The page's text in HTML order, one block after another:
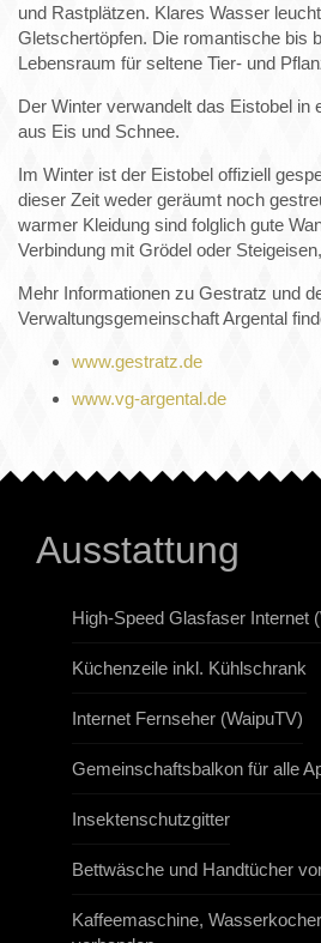
und Rastplätzen. Klares Wasser
Gletschertöpfen. Die romantische bis
Lebensraum für seltene Tier- und
Der Winter verwandelt das Eistobel in
aus Eis und Schnee.
Im Winter ist der Eistobel offiziell
dieser Zeit weder geräumt noch
warmer Kleidung sind folglich gute
Verbindung mit Grödel oder
Mehr Informationen zu Gestratz und
Verwaltungsgemeinschaft Argental
www.gestratz.de
www.vg-argental.de
Ausstattung
High-Speed Glasfaser Internet
Küchenzeile inkl. Kühlschrank
Internet Fernseher (WaipuTV)
Gemeinschaftsbalkon für alle
Insektenschutzgitter
Bettwäsche und Handtücher
Kaffeemaschine,